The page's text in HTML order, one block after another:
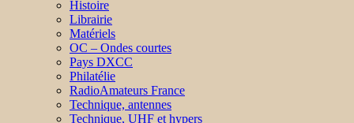
Histoire
Librairie
Matériels
OC – Ondes courtes
Pays DXCC
Philatélie
RadioAmateurs France
Technique, antennes
Technique, UHF et hypers